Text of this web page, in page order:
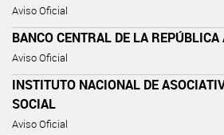
Aviso Oficial
BANCO CENTRAL DE LA
Aviso Oficial
INSTITUTO NACIONAL DE
SOCIAL
Aviso Oficial